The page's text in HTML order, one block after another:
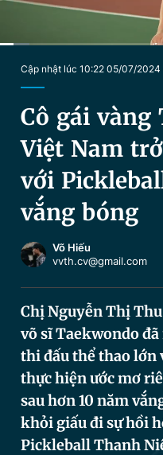
Chào ngày mới
Video
Sản phẩm khác
Tiện ích
Thông tin tòa soạn
Đọc Thanh Niên trên
Cập nhật lúc 10:22 05/07/2024
Cô gái vàng
Việt Nam
với
vắng bóng
Võ Hiếu
vvth.cv@gmail.com
Chị Nguyễn Thị
võ sĩ Taekwondo
thi đấu thể thao lớn
thực hiện ước mơ
sau hơn 10 năm
khỏi giấu đi sự hồi
Pickleball Thanh